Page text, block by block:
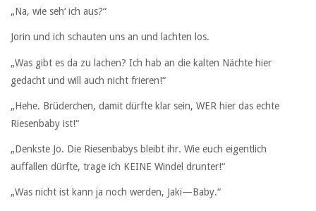
„Na, wie seh‘ ich aus?“
Jorin und ich schauten uns an und lachten los.
„Was gibt es da zu lachen? Ich hab an die kalten Nächte hier
gedacht und will auch nicht frieren!“
„Hehe. Brüderchen, damit dürfte klar sein, WER hier das echte
Riesenbaby ist!“
„Denkste Jo. Die Riesenbabys bleibt ihr. Wie euch eigentlich
auffallen dürfte, trage ich KEINE Windel drunter!“
„Was nicht ist kann ja noch werden, Jaki—Baby.“